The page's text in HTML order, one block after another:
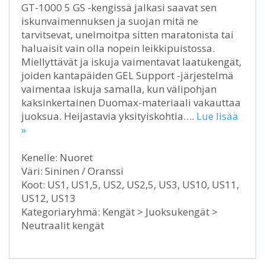
GT-1000 5 GS -kengissä jalkasi saavat sen
iskunvaimennuksen ja suojan mitä ne
tarvitsevat, unelmoitpa sitten maratonista tai
haluaisit vain olla nopein leikkipuistossa.
Miellyttävät ja iskuja vaimentavat laatukengät,
joiden kantapäiden GEL Support -järjestelmä
vaimentaa iskuja samalla, kun välipohjan
kaksinkertainen Duomax-materiaali vakauttaa
juoksua. Heijastavia yksityiskohtia…. Lue lisää
»
Kenelle: Nuoret
Väri: Sininen / Oranssi
Koot: US1, US1,5, US2, US2,5, US3, US10, US11,
US12, US13
Kategoriaryhmä: Kengät > Juoksukengät >
Neutraalit kengät